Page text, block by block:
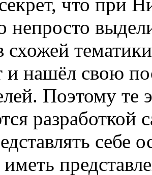
непросто
схожей
и нашёл свою
Поэтому те
разработкой
себе
иметь